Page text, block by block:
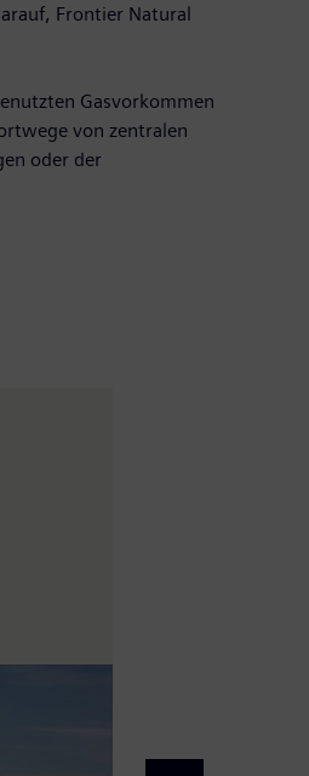
Frontier Natural
Gasvorkommen
von zentralen
oder der